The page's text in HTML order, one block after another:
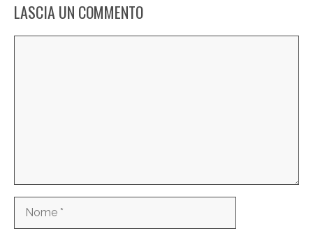
LASCIA UN COMMENTO